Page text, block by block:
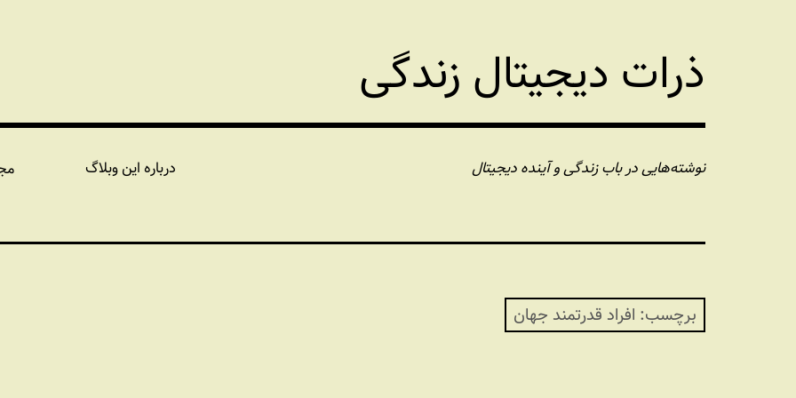
ذرات دیجیتال زندگی
نوشته‌هایی در باب زندگی و آینده دیجیتال درباره این وبلاگ
برچسب: افراد قدرتمند جهان